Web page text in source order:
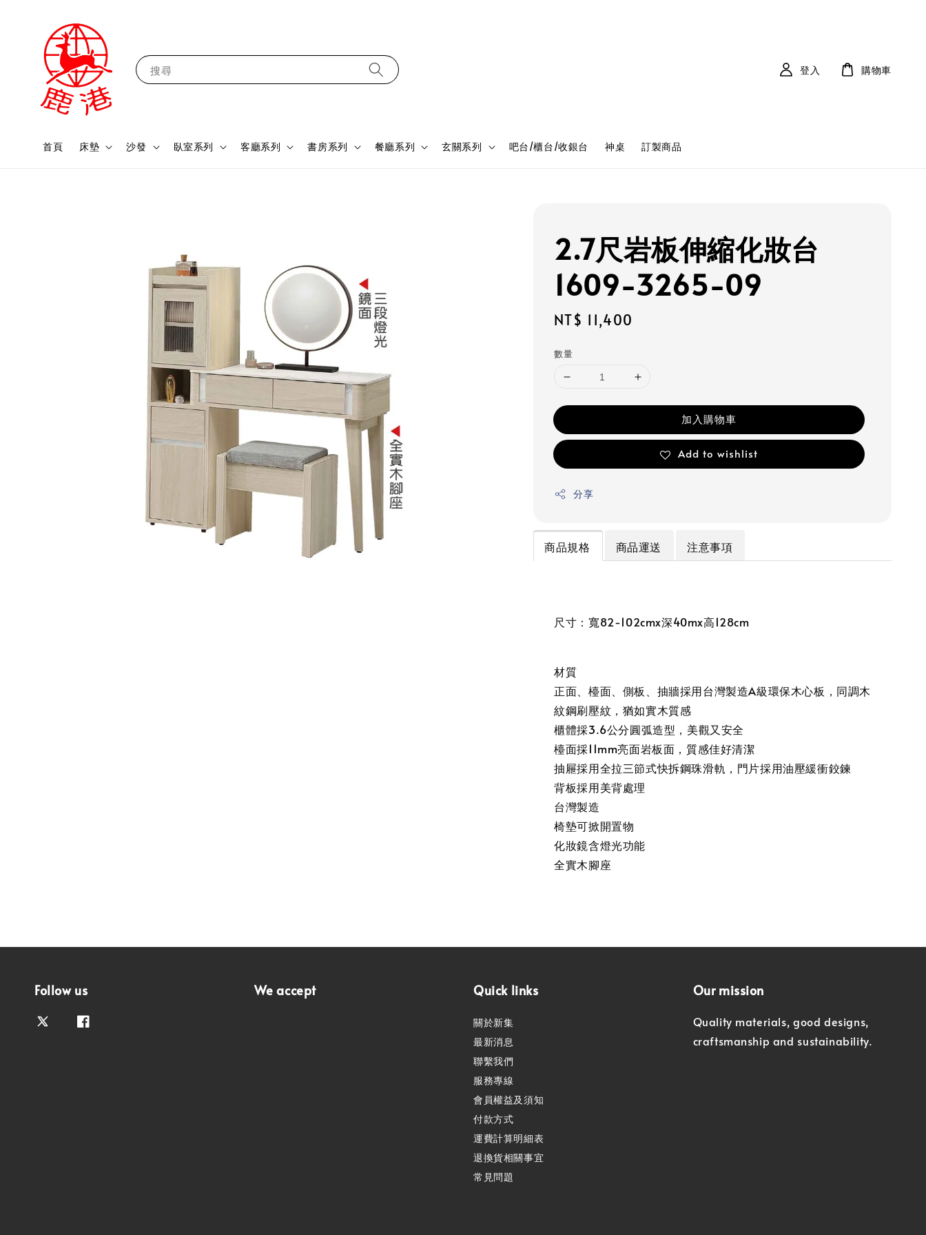
搜尋
首頁 床墊 沙發 臥室系列 客廳系列 書房系列 餐廳系列 玄關系列 吧台/櫃台/收銀台 神桌 訂製商品
登入 購物車
2.7尺岩板伸縮化妝台
1609-3265-09
Regular
NT$ 11,400
數量
加入購物車
Add to wishlist
分享
商品規格 商品運送 注意事項
尺寸：寬82-102cmx深40mx高128cm
材質
正面、檯面、側板、抽牆採用台灣製造A級環保木心板，同調木
紋鋼刷壓紋，猶如實木質感
櫃體採3.6公分圓弧造型，美觀又安全
檯面採11mm亮面岩板面，質感佳好清潔
抽屜採用全拉三節式快拆鋼珠滑軌，門片採用油壓緩衝鉸鍊
背板採用美背處理
台灣製造
椅墊可掀開置物
化妝鏡含燈光功能
全實木腳座
Follow us We accept Quick links
關於新集
最新消息
聯繫我們
服務專線
會員權益及須知
付款方式
運費計算明細表
退換貨相關事宜
常見問題
Our mission
Quality materials, good designs,
craftsmanship and sustainability.